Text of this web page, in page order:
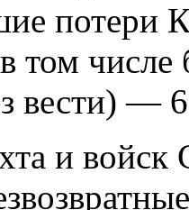
потери
том числе
вести) —
и